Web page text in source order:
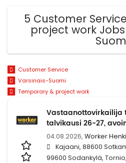
5 Customer
project work
Customer Service
Varsinais-Suomi
Temporary & project work
Vastaanottovirkailija
talvikausi 26-27,
04.08.2026, Worker
Kajaani, 88600
99600 Sodankylä,